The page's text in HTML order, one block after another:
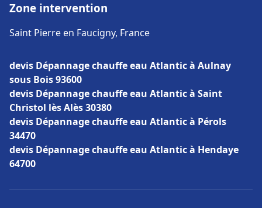
Zone intervention
Saint Pierre en Faucigny, France
devis Dépannage chauffe eau Atlantic à Aulnay
sous Bois 93600
devis Dépannage chauffe eau Atlantic à Saint
Christol lès Alès 30380
devis Dépannage chauffe eau Atlantic à Pérols
34470
devis Dépannage chauffe eau Atlantic à Hendaye
64700